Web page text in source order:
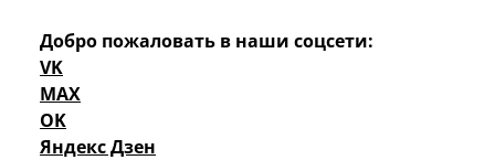
Добро пожаловать в наши соцсети:
VK
MAX
OK
Яндекс Дзен